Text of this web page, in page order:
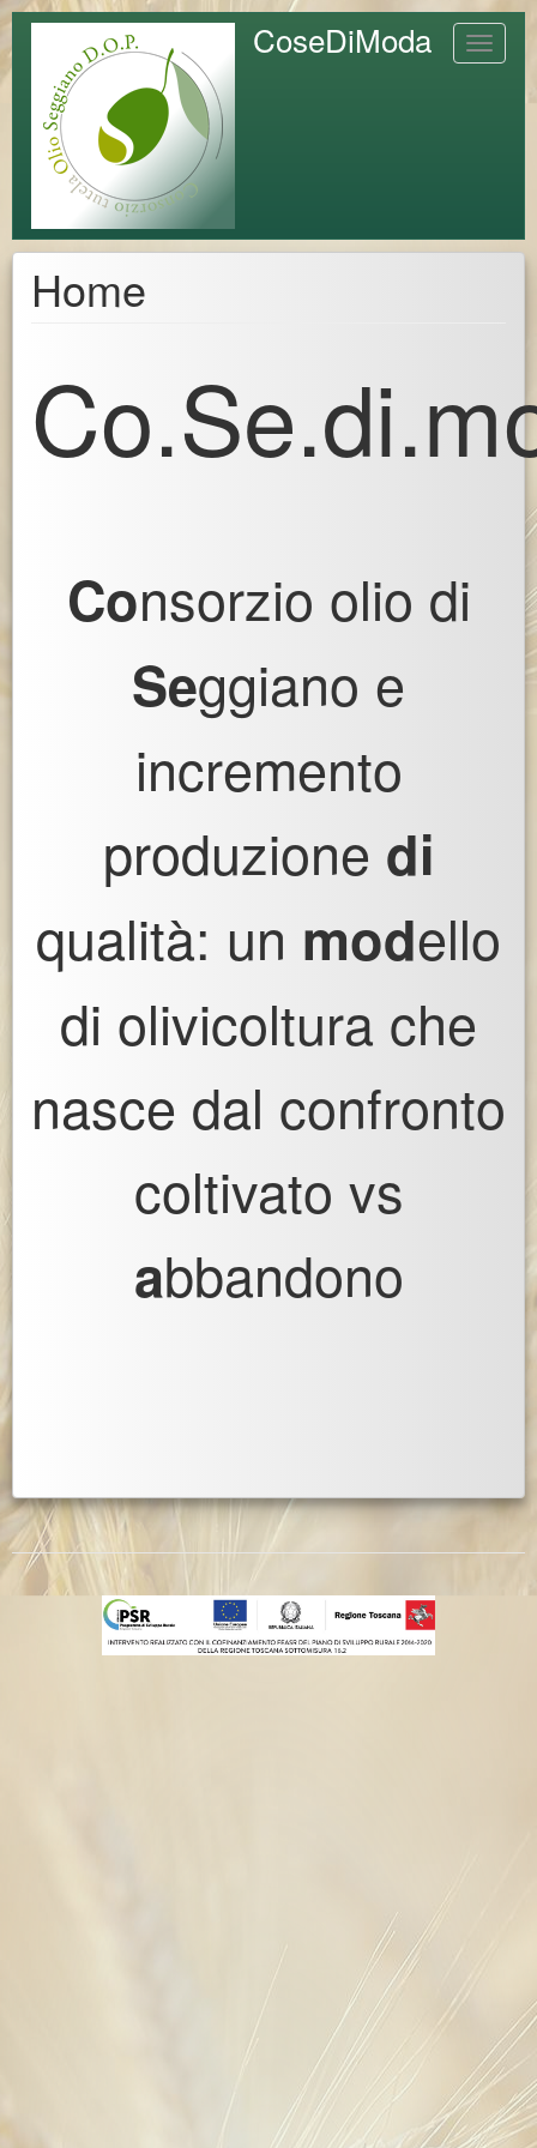
Skip
content
CoseDiModa
Toggle
Home
Consorzio olio di
Seggiano e
incremento
produzione di
qualità: un modello
di olivicoltura che
nasce dal confronto
coltivato vs
abbandono